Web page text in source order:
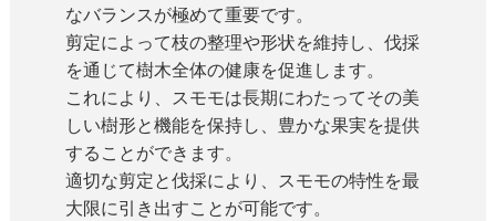
なバランスが極めて重要です。
剪定によって枝の整理や形状を維持し、伐採
を通じて樹木全体の健康を促進します。
これにより、スモモは長期にわたってその美
しい樹形と機能を保持し、豊かな果実を提供
することができます。
適切な剪定と伐採により、スモモの特性を最
大限に引き出すことが可能です。